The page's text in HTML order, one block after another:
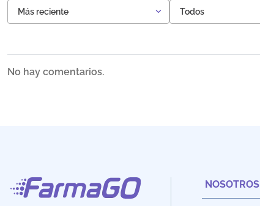
Más reciente Todos
No hay comentarios.
NOSOTROS